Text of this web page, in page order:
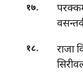
१७.
१८.
राजा